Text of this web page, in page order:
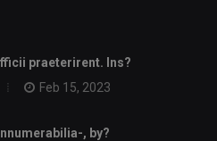
praeterirent. Ins?
Feb 15, 2023
, by?